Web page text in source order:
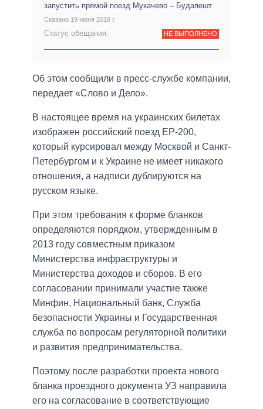
запустить прямой поезд Мукачево – Будапешт
Сказано 19 июня 2018 г.
Статус обещания: НЕ ВЫПОЛНЕНО
Об этом сообщили в пресс-службе компании,
передает «Слово и Дело».
В настоящее время на украинских билетах
изображен российский поезд ЕР-200,
который курсировал между Москвой и Санкт-
Петербургом и к Украине не имеет никакого
отношения, а надписи дублируются на
русском языке.
При этом требования к форме бланков
определяются порядком, утвержденным в
2013 году совместным приказом
Министерства инфраструктуры и
Министерства доходов и сборов. В его
согласовании принимали участие также
Минфин, Национальный банк, Служба
безопасности Украины и Государственная
служба по вопросам регуляторной политики
и развития предпринимательства.
Поэтому после разработки проекта нового
бланка проездного документа УЗ направила
его на согласование в соответствующие